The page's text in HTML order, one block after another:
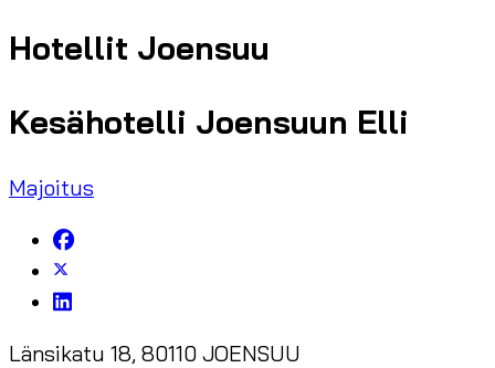
Hotellit Joensuu
Kesähotelli Joensuun Elli
Majoitus
Länsikatu 18, 80110 JOENSUU